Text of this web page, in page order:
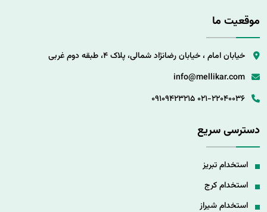
موقعیت ما
خیابان امام ، خیابان رضانژاد شمالی، پلاک 4، طبقه دوم غربی
info@mellikar.com
021-22040036
09109423215
دسترسی سریع
استخدام تبریز
استخدام کرج
استخدام شیراز